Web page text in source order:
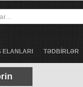
ELANLARI TƏDBİRLƏR